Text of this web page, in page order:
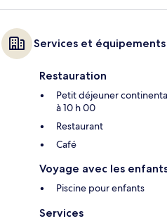
Services et équipements
Restauration
Petit déjeuner
à 10 h 00
Restaurant
Café
Voyage avec les
Piscine pour enfants
Services